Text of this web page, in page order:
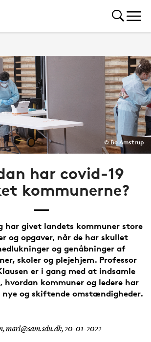
© Bo Amstrup
har covid-19
kommunerne?
har givet landets kommuner store
og opgaver, når de har skullet
og genåbninger af
skoler og plejehjem. Professor
er i gang med at indsamle
hvordan kommuner og ledere har
nye og skiftende omstændigheder.
marl@sam.sdu.dk,20-01-2022